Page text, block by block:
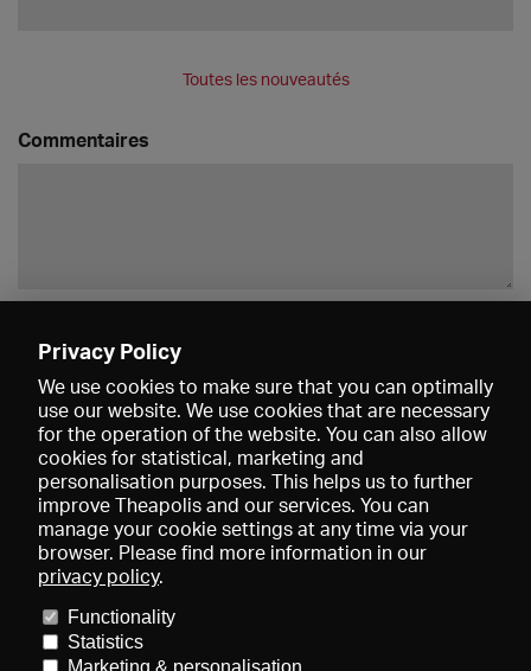
Toutes les nouveautés
Commentaires
Données médiatiques
Conditions générales de vente
Privacy Policy
We use cookies to make sure that you can optimally
use our website. We use cookies that are necessary
for the operation of the website. You can also allow
cookies for statistical, marketing and
personalisation purposes. This helps us to further
improve Theapolis and our services. You can
manage your cookie settings at any time via your
browser. Please find more information in our
privacy policy.
Functionality
Statistics
Marketing & personalisation